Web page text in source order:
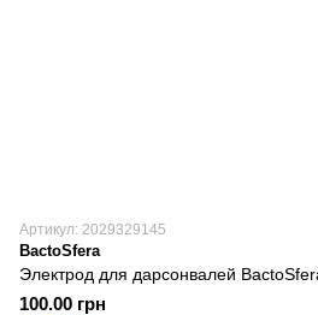
Артикул: 2029329145
BactoSfera
Электрод для дарсонвалей
100.00 грн